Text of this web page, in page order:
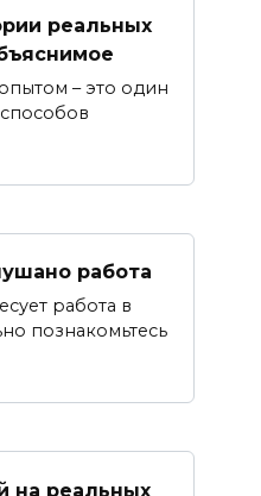
реальных
– это один
работа
работа в
познакомьтесь
на реальных